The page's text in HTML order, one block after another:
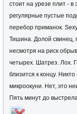
стоит на урезе плит -
регулярные пустые
перебор приманок.
Тишина. Долой свинец,
несмотря на риск
четырех. Шатрез. Лох.
близится к концу.
микроокуни. Нет, это
Пять минут до